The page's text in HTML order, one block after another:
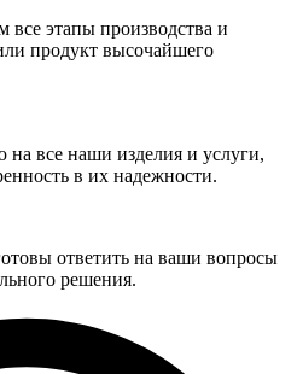
этапы производства и
продукт высочайшего
все наши изделия и услуги,
в их надежности.
ответить на ваши вопросы
решения.